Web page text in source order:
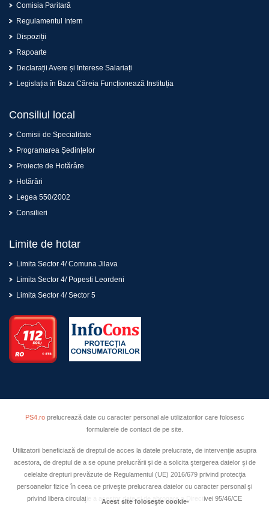
Comisia Paritară
Regulamentul Intern
Dispoziții
Rapoarte
Declarații Avere și Interese Salariați
Legislația în Baza Căreia Funcționează Instituția
Consiliul local
Comisii de Specialitate
Programarea Ședințelor
Proiecte de Hotărâre
Hotărâri
Legea 550/2002
Consilieri
Limite de hotar
Limita Sector 4/ Comuna Jilava
Limita Sector 4/ Popesti Leordeni
Limita Sector 4/ Sector 5
PS4.roprelucrează date cu caracter personal ale utilizatorilor care folosesc
formularele de contact de pe site.
Utilizatorii beneficiază de dreptul de acces la datele prelucrate, de intervenţie asupra
acestora, de dreptul de a se opune prelucrării şi de a solicita ştergerea datelor şi de
celelalte drepturi prevăzute de Regulamentul (UE) 2016/679 privind protecţia
persoanelor fizice în ceea ce priveşte prelucrarea datelor cu caracter personal şi
privind libera circulaţie a acestor date şi de abrogare a Directivei 95/46/CE
Acest site foloseşte cookie-